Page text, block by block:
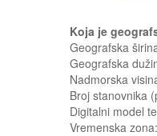
Koja je
Geografska
Geografska
Nadmorska
Broj stanovnika
Digitalni model
Vremenska